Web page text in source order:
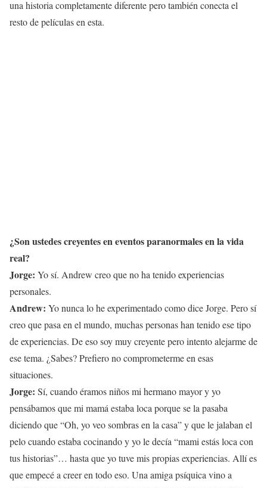
una historia completamente diferente pero también conecta el
resto de películas en esta.
¿Son ustedes creyentes en eventos paranormales en la vida
real?
Jorge: Yo sí. Andrew creo que no ha tenido experiencias
personales.
Andrew: Yo nunca lo he experimentado como dice Jorge. Pero sí
creo que pasa en el mundo, muchas personas han tenido ese tipo
de experiencias. De eso soy muy creyente pero intento alejarme de
ese tema. ¿Sabes? Prefiero no comprometerme en esas
situaciones.
Jorge: Sí, cuando éramos niños mi hermano mayor y yo
pensábamos que mi mamá estaba loca porque se la pasaba
diciendo que “Oh, yo veo sombras en la casa” y que le jalaban el
pelo cuando estaba cocinando y yo le decía “mami estás loca con
tus historias”… hasta que yo tuve mis propias experiencias. Allí es
que empecé a creer en todo eso. Una amiga psíquica vino a